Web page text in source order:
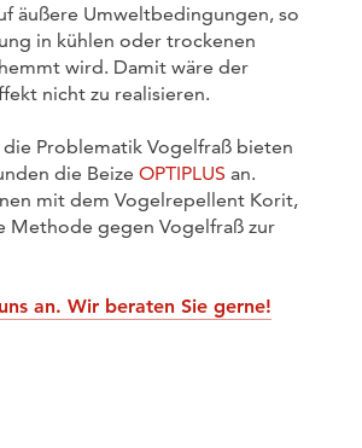
äußere Umweltbedingungen, so
in kühlen oder trockenen
wird. Damit wäre der
nicht zu realisieren.
Problematik Vogelfraß bieten
die Beize OPTIPLUS an.
mit dem Vogelrepellent Korit,
Methode gegen Vogelfraß zur
an. Wir beraten Sie gerne!